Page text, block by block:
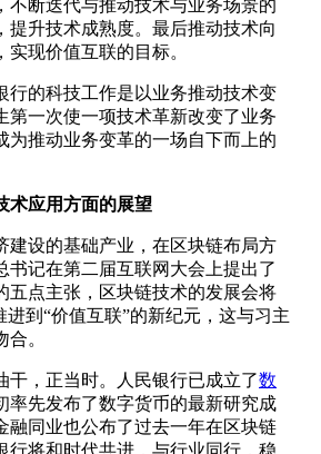
不断迭代与推动技术与业务场景的
提升技术成熟度。最后推动技术向
现价值互联的目标。
的科技工作是以业务推动技术变
第一次使一项技术革新改变了业务
为推动业务变革的一场自下而上的
术应用方面的展望
设的基础产业，在区块链布局方
书记在第二届互联网大会上提出了
五点主张，区块链技术的发展会将
进到“价值互联”的新纪元，这与习主
。
，正当时。人民银行已成立了数
率先发布了数字货币的最新研究成
融同业也公布了过去一年在区块链
行将和时代共进，与行业同行，稳